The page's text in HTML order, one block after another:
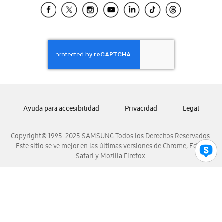
Samsung El Salvador
Samsung Honduras
Samsung Nicaragua
Samsung Panamá
Samsung Venezuela
Copyright© 1995-2025 SAMSUNG Todos los Derechos Reservados.
Este sitio se ve mejor en las últimas versiones de Chrome, Edge,
Safari y Mozilla Firefox.
Ayuda para accesibilidad Privacidad Legal